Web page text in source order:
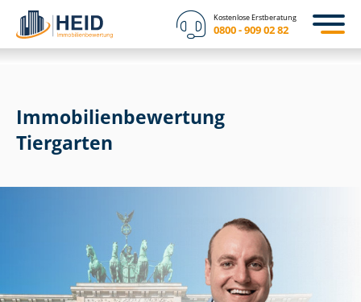
Kostenlose Erstberatung
0800 - 909 02 82
Immobilien­bewertung
Tiergarten